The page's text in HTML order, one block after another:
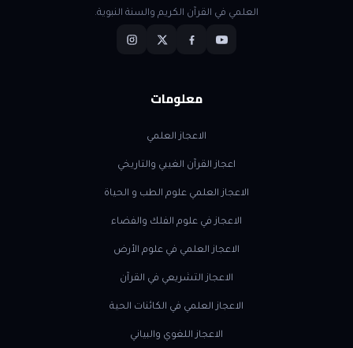
العلمي في القرآن الكريم والسنة النبوية.
معلومات
الاعجاز العلمي
اعجاز القرآن الغيبي والتاريخي
الاعجاز العلمي علوم الطب و الحياة
الاعجاز في علوم الفلك والفضاء
الاعجاز العلمي في علوم الأرض
الاعجاز التشريعي في القرآن
الاعجاز العلمي في الكائنات الحية
الاعجاز اللغوي والبياني